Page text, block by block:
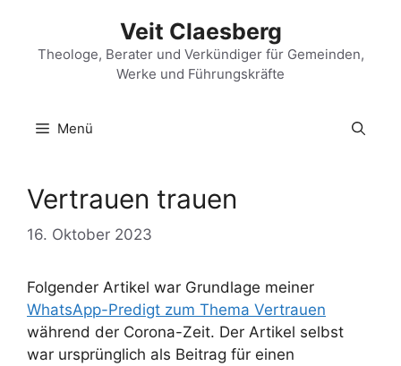
springen
Veit Claesberg
Theologe, Berater und Verkündiger für Gemeinden,
Werke und Führungskräfte
Menü
Vertrauen trauen
16. Oktober 2023
Folgender Artikel war Grundlage meiner
WhatsApp-Predigt zum Thema Vertrauen
während der Corona-Zeit. Der Artikel selbst
war ursprünglich als Beitrag für einen